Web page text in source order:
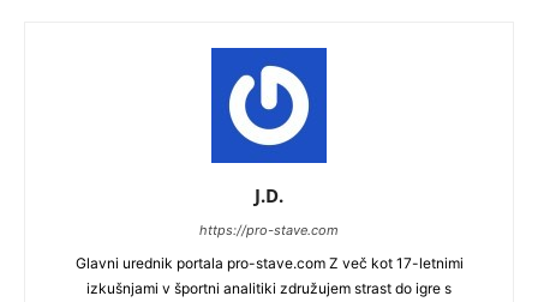
J.D.
https://pro-stave.com
Glavni urednik portala pro-stave.com Z več kot 17-letnimi
izkušnjami v športni analitiki združujem strast do igre s